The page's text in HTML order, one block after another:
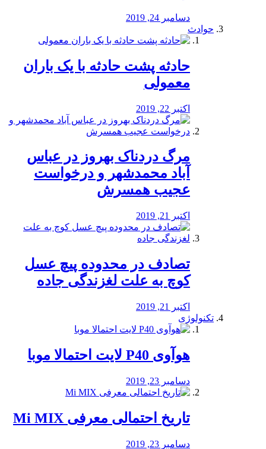
دسامبر 24, 2019
حوادث
️حادثه پشت حادثه با یک باران
معمولی
اکتبر 22, 2019
مرگ دردناک بهروز در عباس
آباد محمدشهر و درخواست
عجیب همسرش
اکتبر 21, 2019
تصادف در محدوده پیچ عسل
کوچ به علت لغزندگی جاده
اکتبر 21, 2019
تکنولوژی
هوآوی P40 لایت احتمالا موبا
دسامبر 23, 2019
تاریخ احتمالی معرفی Mi MIX
دسامبر 23, 2019